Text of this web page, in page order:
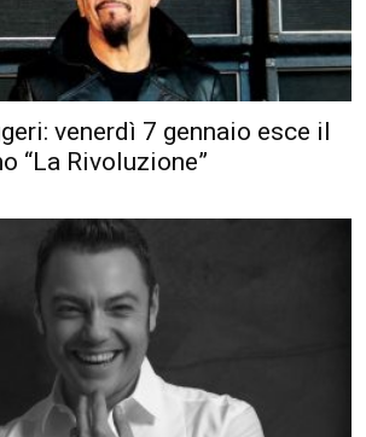
venerdì 7 gennaio esce il
“La Rivoluzione”